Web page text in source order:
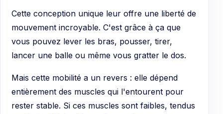
Cette conception unique leur offre une liberté de
mouvement incroyable. C'est grâce à ça que
vous pouvez lever les bras, pousser, tirer,
lancer une balle ou même vous gratter le dos.
Mais cette mobilité a un revers : elle dépend
entièrement des muscles qui l'entourent pour
rester stable. Si ces muscles sont faibles, tendus